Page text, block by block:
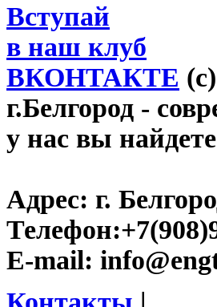
Вступай
в наш клуб
ВКОНТАКТЕ
г.Белгород -
у нас вы
Адрес: г.
Телефон:
E-mail: